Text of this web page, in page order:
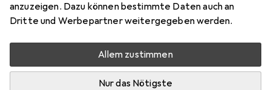
anzuzeigen. Dazu können bestimmte Daten auch an
Dritte und Werbepartner weitergegeben werden.
Allem zustimmen
Nur das Nötigste
Relevanz
Keine Produkte gefunden